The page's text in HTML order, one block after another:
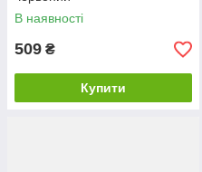
В наявності
509 ₴
Купити